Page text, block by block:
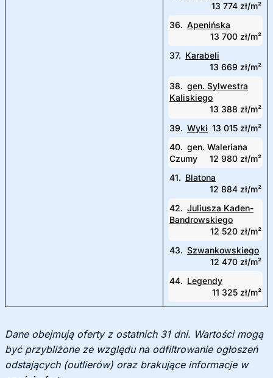
13 774 zł/m²
36. Apenińska
13 700 zł/m²
37. Karabeli
13 669 zł/m²
38. gen. Sylwestra
Kaliskiego
13 388 zł/m²
39. Wyki 13 015 zł/m²
40. gen. Waleriana
Czumy
12 980 zł/m²
41. Blatona
12 884 zł/m²
42. Juliusza Kaden-
Bandrowskiego
12 520 zł/m²
43. Szwankowskiego
12 470 zł/m²
44. Legendy
11 325 zł/m²
Dane obejmują oferty z ostatnich 31 dni. Wartości mogą
być przybliżone ze względu na odfiltrowanie ogłoszeń
odstających (outlierów) oraz brakujące informacje w